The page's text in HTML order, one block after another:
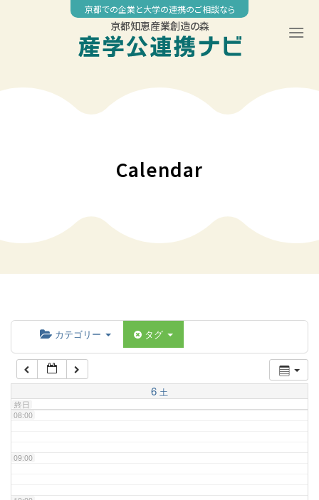
京都での企業と大学の連携のご相談なら
京都知恵産業創造の森
Calendar
カテゴリー タグ
6 土
終日
04:00
07:00
08:00
09:00